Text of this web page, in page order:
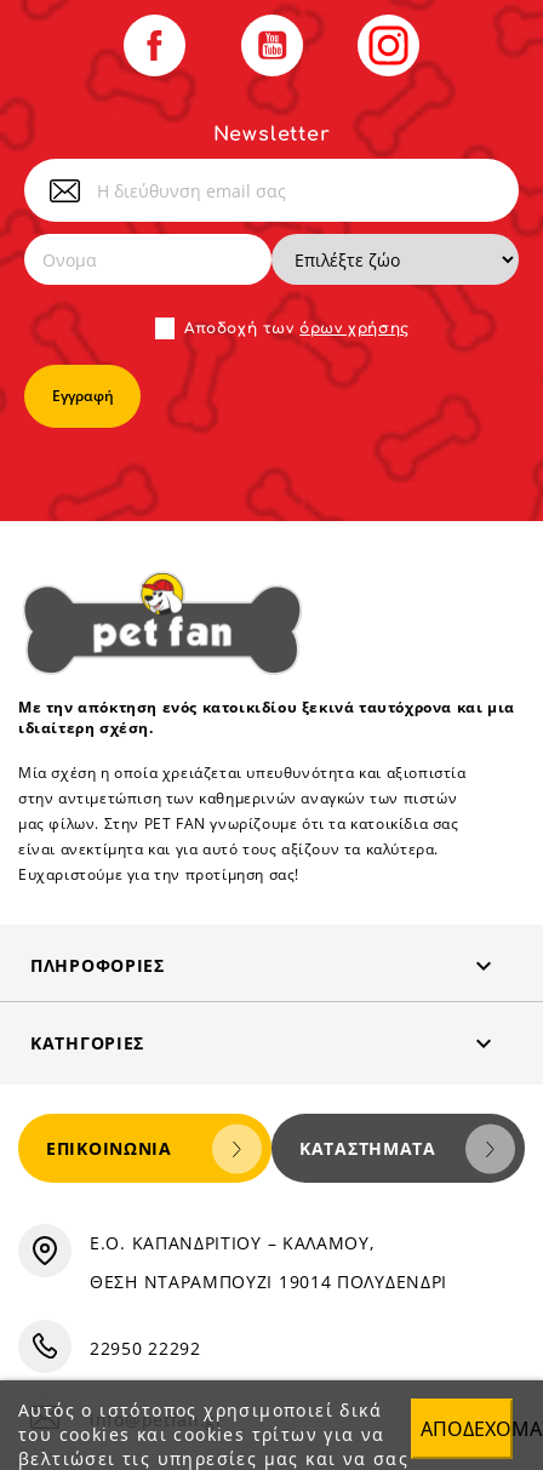
Newsletter
Αποδoχή τωνόρων χρήσης
Facebook YouTube Instagram
Με την απόκτηση ενός κατοικιδίου ξεκινά ταυτόχρονα και μια
ιδιαίτερη σχέση.
Μία σχέση η οποία χρειάζεται υπευθυνότητα και αξιοπιστία
στην αντιμετώπιση των καθημερινών αναγκών των πιστών
μας φίλων. Στην PET FAN γνωρίζουμε ότι τα κατοικίδια σας
είναι ανεκτίμητα και για αυτό τους αξίζουν τα καλύτερα.
Ευχαριστούμε για την προτίμηση σας!
ΠΛΗΡΟΦΟΡΊΕΣ 
ΚΑΤΗΓΟΡΊΕΣ 
Αυτός ο ιστότοπος χρησιμοποιεί δικά
του cookies και cookies τρίτων για να
βελτιώσει τις υπηρεσίες μας και να σας
ΕΠΙΚΟΙΝΩΝΊΑ ΚΑΤΑΣΤΉΜΑΤΑ
Ε.Ο. ΚΑΠΑΝΔΡΙΤΙΟΥ – ΚΑΛΑΜΟΥ,
ΘΕΣΗ ΝΤΑΡΑΜΠΟΥΖΙ 19014 ΠΟΛΥΔΕΝΔΡΙ
22950 22292
info@petfan.gr